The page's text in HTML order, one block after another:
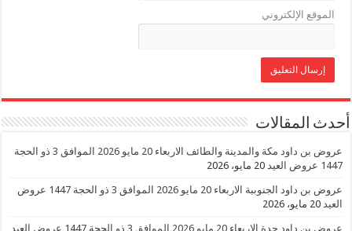
الموقع الإلكتروني
أحدث المقالات
عروض بن داود مكة والمدينة والطائف الاربعاء 20 مايو 2026 الموافق 3 ذو الحجة
1447 عروض العيد
20 مايو، 2026
عروض بن داود الجنوببة الاربعاء 20 مايو 2026 الموافق 3 ذو الحجة 1447 عروض
العيد 20 مايو، 2026
عروض بن داود جدة الاربعاء 20 مايو 2026 الموافق 3 ذو الحجة 1447 عروض العيد